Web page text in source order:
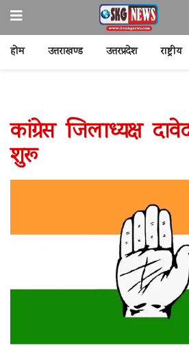
होम उत्तराखण्ड उत्तरप्रदेश राष्ट्रीय
कांग्रेस जिलाध्यक्ष
शुरू